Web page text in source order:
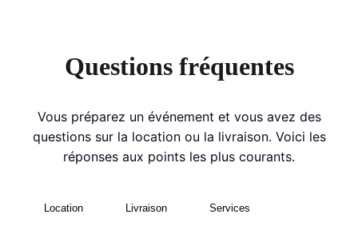
Questions fréquentes
Vous préparez un événement et vous avez des
questions sur la location ou la livraison. Voici les
réponses aux points les plus courants.
Location Livraison Services